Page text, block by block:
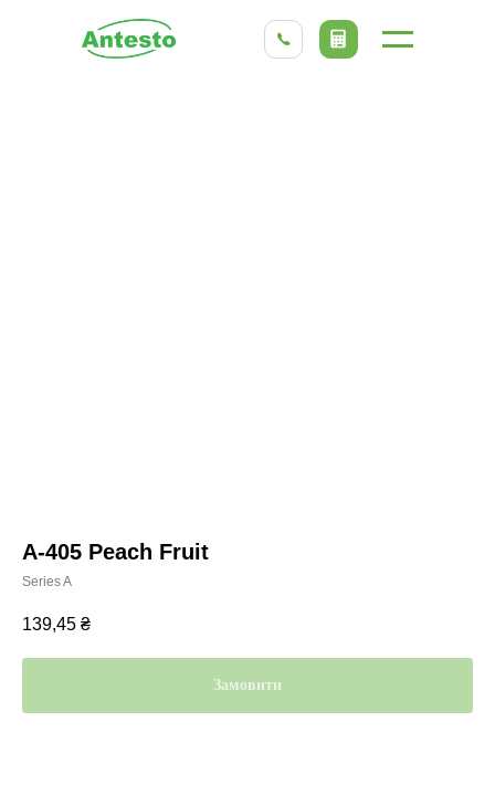
A-405 Peach Fruit
Series A
139,45 ₴
Замовити